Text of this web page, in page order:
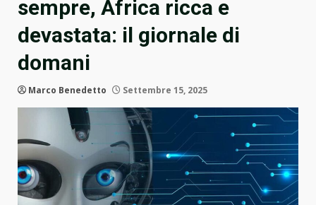
sempre, Africa ricca e
devastata: il giornale di
domani
Marco Benedetto Settembre 15, 2025